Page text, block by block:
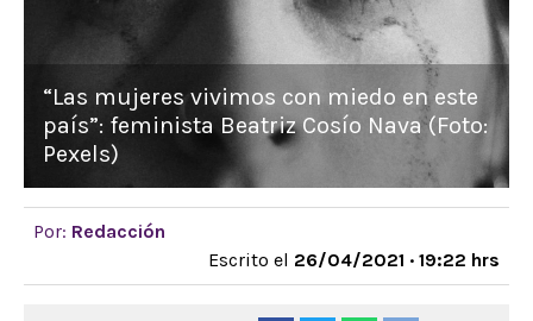
“Las mujeres vivimos con miedo en este
país”: feminista Beatriz Cosío Nava (Foto:
Pexels)
Por: Redacción
Escrito el 26/04/2021 · 19:22 hrs